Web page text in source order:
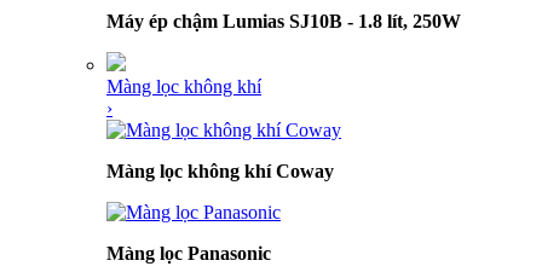
Máy ép chậm Lumias SJ10B - 1.8 lít, 250W
Màng lọc không khí
›
Màng lọc không khí Coway
Màng lọc Panasonic